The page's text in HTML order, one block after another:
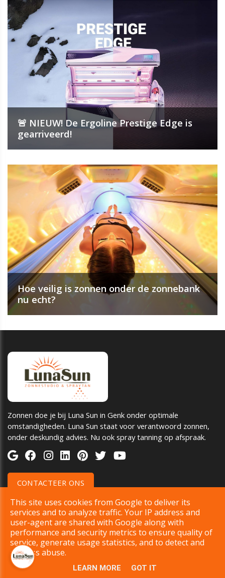
🚨 NIEUW! De Ergoline Prestige Edge is
gearriveerd!
Hoe veilig is zonnen onder de zonnebank
nu echt?
Zonnen doe je bij Luna Sun in Genk onder optimale
omstandigheden. Luna Sun staat voor verantwoord zonnen,
onder deskundig advies. Nu ook spray tanning op afspraak.
CONTACTEER ONS
CONTACT
ADRES
Risstraat 6 Bus 1
3600 Genk
TELEFOON
+32 475 503 012
This site uses cookies from Google to deliver its
services and to analyze traffic. Your IP address and
user-agent are shared with Google along with
performance and security metrics to ensure quality of
service, generate usage statistics, and to detect and
address abuse.
LEARN MORE GOT IT